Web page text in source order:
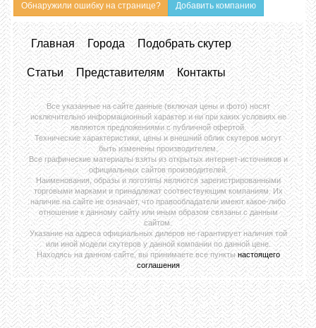
Обнаружили ошибку на странице? Добавить компанию
Главная Города Подобрать скутер
Статьи Представителям Контакты
Все указанные на сайте данные (включая цены и фото) носят
исключительно информационный характер и ни при каких условиях не
являются предложениями с публичной офертой.
Технические характеристики, цены и внешний облик скутеров могут
быть изменены производителем.
Все графические материалы взяты из открытых интернет-источников и
официальных сайтов производителей.
Наименования, образы и логотипы являются зарегистрированными
торговыми марками и принадлежат соотвествующим компаниям. Их
наличие на сайте не означает, что правообладатели имеют какое-либо
отношение к данному сайту или иным образом связаны с данным
сайтом.
Указание на адреса официальных дилеров не гарантирует наличия той
или иной модели скутеров у данной компании по данной цене.
Находясь на данном сайте, вы принимаете все пунктынастоящего
соглашения